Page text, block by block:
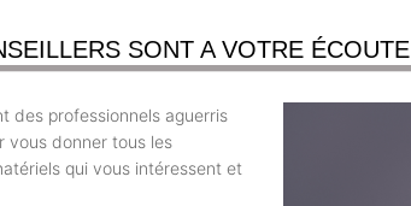
SONT A VOTRE ÉCOUTE
des professionnels aguerris
vous donner tous les
qui vous intéressent et